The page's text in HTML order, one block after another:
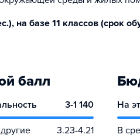
на базе 11 классов (срок
балл
3-1 140
3.23-4.21
На
В